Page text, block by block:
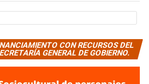
CON RECURSOS DEL
GENERAL DE GOBIERNO.